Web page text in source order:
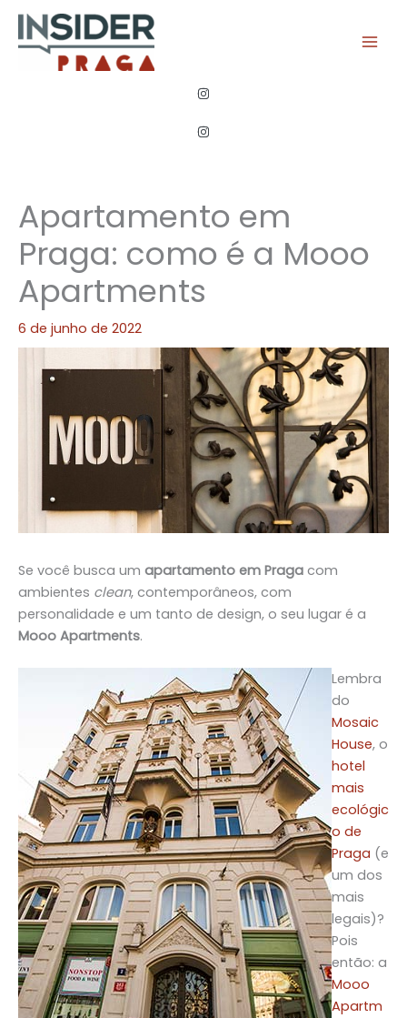
conteúdo
Apartamento em
Praga: como é a Mooo
Apartments
6 de junho de 2022
Se você busca um apartamento em Praga com
ambientes clean, contemporâneos, com
personalidade e um tanto de design, o seu lugar é a
Mooo Apartments.
Lembra
do
Mosaic
House, o
hotel
mais
ecológic
o de
Praga (e
um dos
mais
legais)?
Pois
então: a
Mooo
Apartm